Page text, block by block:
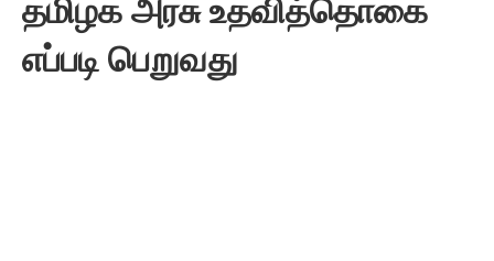
தமிழக அரசு உதவித்தொகை
எப்படி பெறுவது